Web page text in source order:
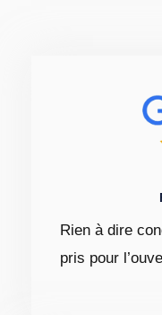
Rien à dire
pris pour